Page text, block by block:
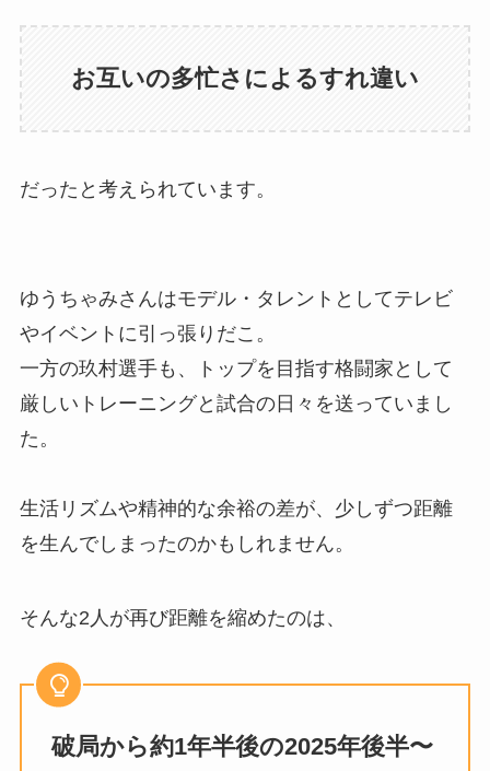
お互いの多忙さによるすれ違い
だったと考えられています。
ゆうちゃみさんはモデル・タレントとしてテレビ
やイベントに引っ張りだこ。
一方の玖村選手も、トップを目指す格闘家として
厳しいトレーニングと試合の日々を送っていまし
た。
生活リズムや精神的な余裕の差が、少しずつ距離
を生んでしまったのかもしれません。
そんな2人が再び距離を縮めたのは、
破局から約1年半後の2025年後半〜